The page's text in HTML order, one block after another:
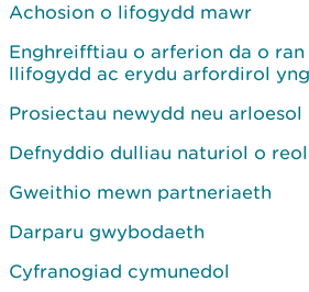
Achosion o lifogydd mawr
Enghreifftiau o arferion da o
llifogydd ac erydu arfordirol
Prosiectau newydd neu arloesol
Defnyddio dulliau naturiol o
Gweithio mewn partneriaeth
Darparu gwybodaeth
Cyfranogiad cymunedol